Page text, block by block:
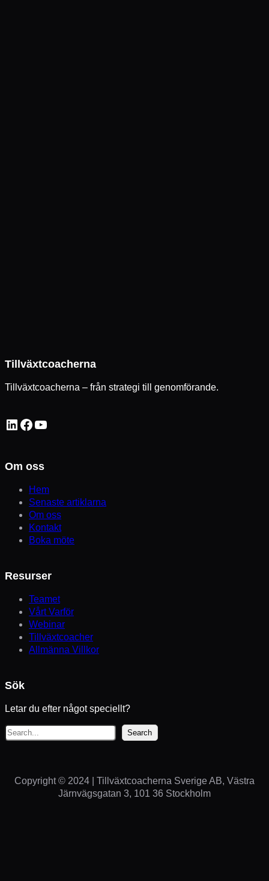
Tillväxtcoacherna
Tillväxtcoacherna – från strategi till genomförande.
LinkedIn Facebook YouTube
Om oss
Hem
Senaste artiklarna
Om oss
Kontakt
Boka möte
Resurser
Teamet
Vårt Varför
Webinar
Tillväxtcoacher
Allmänna Villkor
Sök
Letar du efter något speciellt?
S
ö
Search
Copyright © 2024 | Tillväxtcoacherna Sverige AB, Västra
Järnvägsgatan 3, 101 36 Stockholm